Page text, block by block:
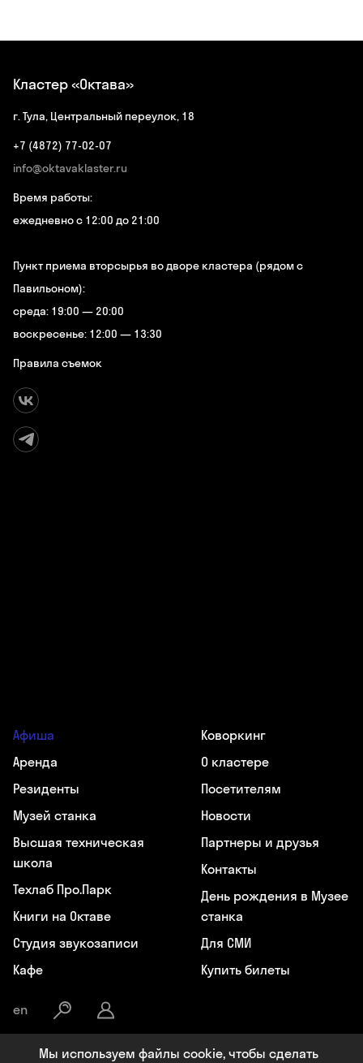
Кластер «Октава»
г. Тула, Центральный переулок, 18
+7 (4872) 77-02-07
info@oktavaklaster.ru
Время работы:
ежедневно с 12:00 до 21:00
Пункт приема вторсырья во дворе кластера (рядом с
Павильоном):
среда: 19:00 — 20:00
воскресенье: 12:00 — 13:30
Правила съемок
Афиша
Аренда
Резиденты
Музей станка
Высшая техническая
школа
Техлаб Про.Парк
Книги на Октаве
Студия звукозаписи
Кафе
Коворкинг
О кластере
Посетителям
Новости
Партнеры и друзья
Контакты
День рождения в Музее
станка
Для СМИ
Купить билеты
en
Мы используем файлы cookie, чтобы сделать